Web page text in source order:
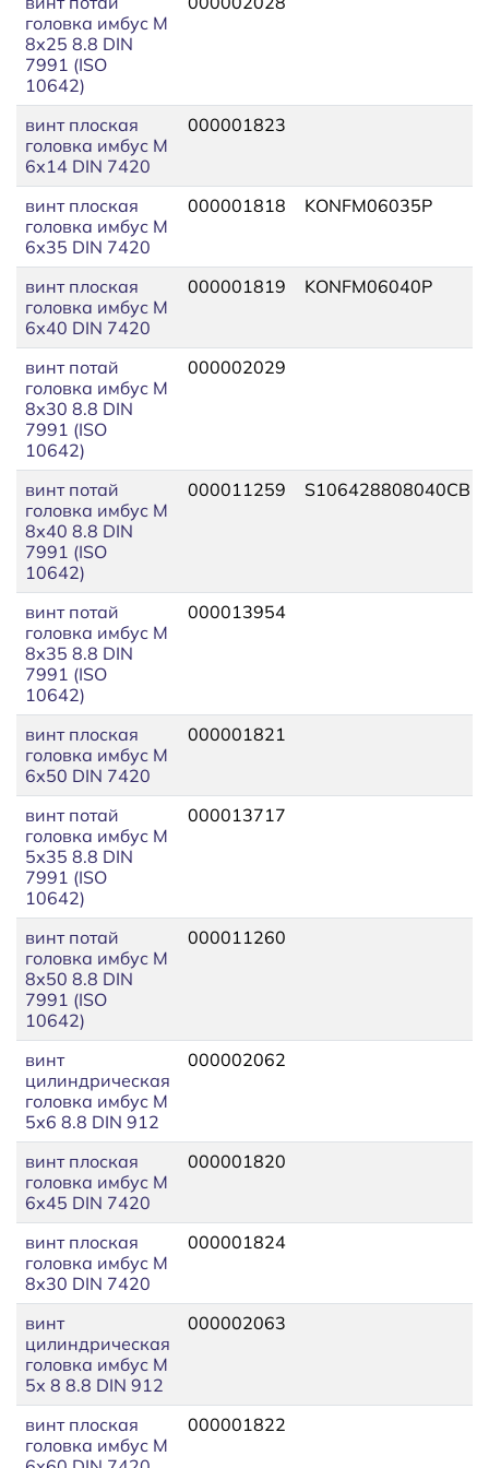
головка имбус М
8х25 8.8 DIN
7991 (ISO
10642)
винт плоская
головка имбус М
6х14 DIN 7420
000001823
винт плоская
головка имбус М
6х35 DIN 7420
000001818 KONFM06035P
винт плоская
головка имбус М
6х40 DIN 7420
000001819 KONFM06040P
винт потай
головка имбус М
8х30 8.8 DIN
7991 (ISO
10642)
000002029
винт потай
головка имбус М
8х40 8.8 DIN
7991 (ISO
10642)
000011259 S106428808040CB
винт потай
головка имбус М
8х35 8.8 DIN
7991 (ISO
10642)
000013954
винт плоская
головка имбус М
6х50 DIN 7420
000001821
винт потай
головка имбус М
5х35 8.8 DIN
7991 (ISO
10642)
000013717
винт потай
головка имбус М
8х50 8.8 DIN
7991 (ISO
10642)
000011260
винт
цилиндрическая
головка имбус М
5х6 8.8 DIN 912
000002062
винт плоская
головка имбус М
6х45 DIN 7420
000001820
винт плоская
головка имбус М
8х30 DIN 7420
000001824
винт
цилиндрическая
головка имбус М
5х 8 8.8 DIN 912
000002063
винт плоская
головка имбус М
000001822